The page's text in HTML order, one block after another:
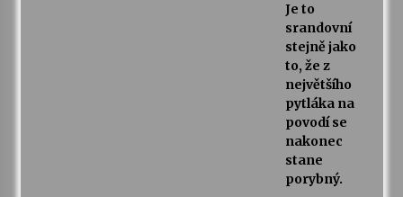
Je to
srandovní
stejně jako
to, že z
největšího
pytláka na
povodí se
nakonec
stane
porybný.